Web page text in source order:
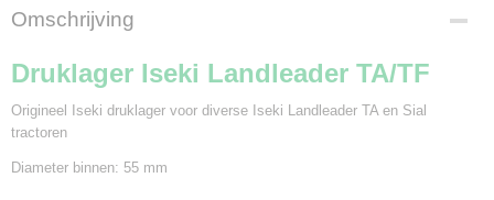
Bruto gewicht
0,55 Kg
Omschrijving
Druklager Iseki Landleader TA/TF
Origineel Iseki druklager voor diverse Iseki Landleader TA en Sial
tractoren
Diameter binnen: 55 mm